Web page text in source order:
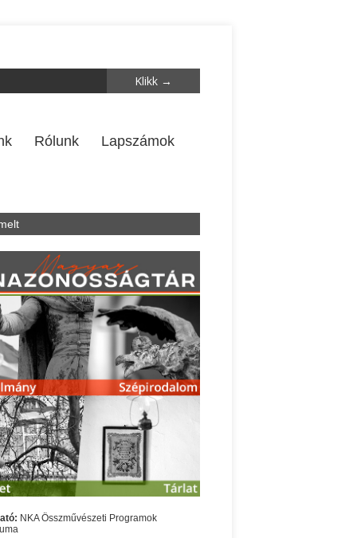
Rólunk
Lapszámok
NKA Összművészeti Programok